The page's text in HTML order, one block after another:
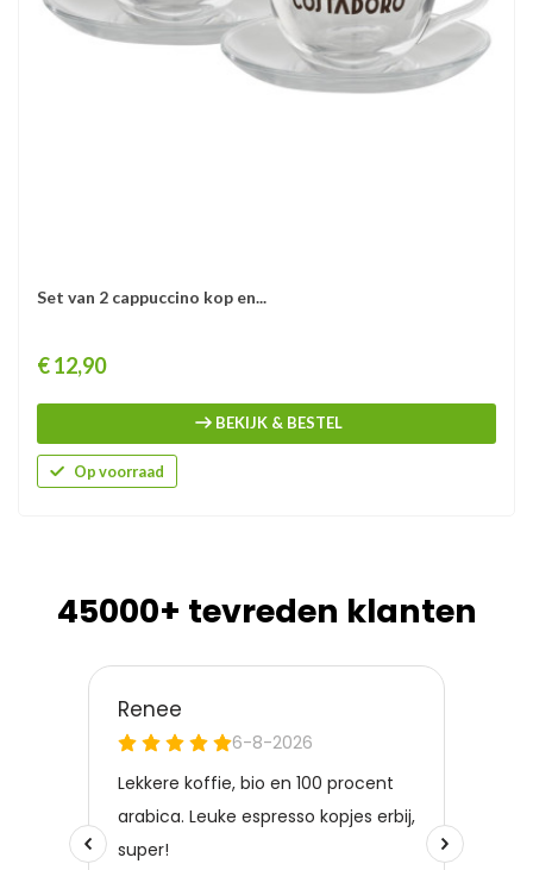
Set van 2 cappuccino kop en...
Prijs
€ 12,90
BEKIJK & BESTEL
Op voorraad
45000+ tevreden klanten